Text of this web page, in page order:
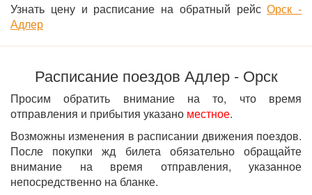
Узнать цену и расписание на обратный рейсОрск -
Адлер
Расписание поездов Адлер - Орск
Просим обратить внимание на то, что время
отправления и прибытия указано местное.
Возможны изменения в расписании движения поездов.
После покупки жд билета обязательно обращайте
внимание на время отправления, указанное
непосредственно на бланке.